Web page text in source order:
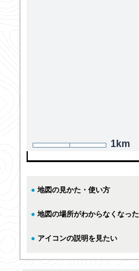
1km
● 地図の見かた・使い方
● 地図の場所がわからなくなった
● アイコンの説明を見たい